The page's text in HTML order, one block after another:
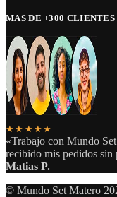
MAS DE +300 CLIENTES
★★★★★
«Trabajo con Mundo
recibido mis pedidos sin
Matias P.
© Mundo Set Matero